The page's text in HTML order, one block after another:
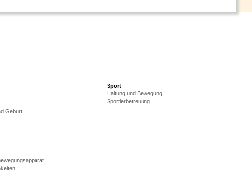
Geburt
Sport
Haltung und Bewegung
Sportlerbetreuung